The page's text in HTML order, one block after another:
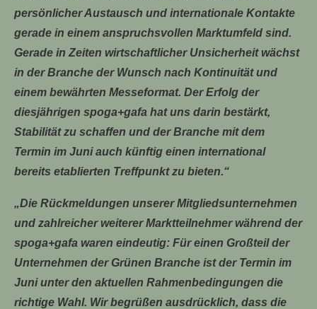
persönlicher Austausch und internationale Kontakte
gerade in einem anspruchsvollen Marktumfeld sind.
Gerade in Zeiten wirtschaftlicher Unsicherheit wächst
in der Branche der Wunsch nach Kontinuität und
einem bewährten Messeformat. Der Erfolg der
diesjährigen spoga+gafa hat uns darin bestärkt,
Stabilität zu schaffen und der Branche mit dem
Termin im Juni auch künftig einen international
bereits etablierten Treffpunkt zu bieten.“
„Die Rückmeldungen unserer Mitgliedsunternehmen
und zahlreicher weiterer Marktteilnehmer während der
spoga+gafa waren eindeutig: Für einen Großteil der
Unternehmen der Grünen Branche ist der Termin im
Juni unter den aktuellen Rahmenbedingungen die
richtige Wahl. Wir begrüßen ausdrücklich, dass die